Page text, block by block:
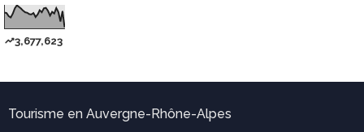
3,677,623
Tourisme en Auvergne-Rhône-Alpes